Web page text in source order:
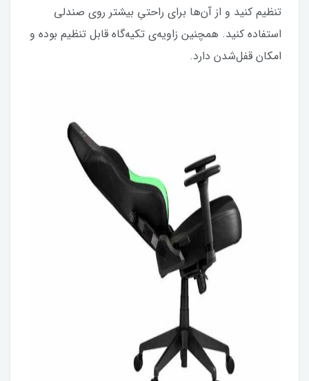
تنظیم کنید و از آن‌ها برای راحتیِ بیشتر روی صندلی
استفاده کنید. همچنین زاویه‌ی تکیه‌گاه قابل تنظیم بوده و
امکان قفل‌شدن دارد.